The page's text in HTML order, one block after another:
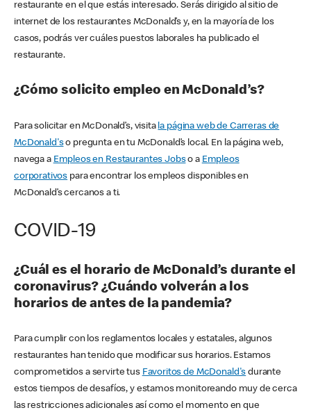
restaurante en el que estás interesado. Serás dirigido al sitio de
internet de los restaurantes McDonald’s y, en la mayoría de los
casos, podrás ver cuáles puestos laborales ha publicado el
restaurante.
¿Cómo solicito empleo en McDonald’s?
Para solicitar en McDonald’s, visita la página web de Carreras de
McDonald'so pregunta en tu McDonald’s local. En la página web,
navega a Empleos en Restaurantes Jobso a Empleos
corporativos para encontrar los empleos disponibles en
McDonald’s cercanos a ti.
COVID-19
¿Cuál es el horario de McDonald’s durante el
coronavirus? ¿Cuándo volverán a los
horarios de antes de la pandemia?
Para cumplir con los reglamentos locales y estatales, algunos
restaurantes han tenido que modificar sus horarios. Estamos
comprometidos a servirte tus Favoritos de McDonald's durante
estos tiempos de desafíos, y estamos monitoreando muy de cerca
las restricciones adicionales así como el momento en que